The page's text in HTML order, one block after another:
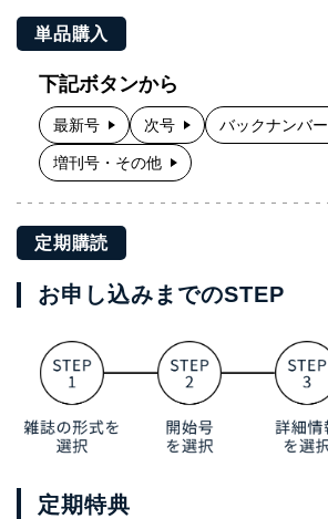
単品購入
下記ボタンから
最新号 次号 バックナンバー
増刊号・その他
定期購読
お申し込みまでのSTEP
定期特典